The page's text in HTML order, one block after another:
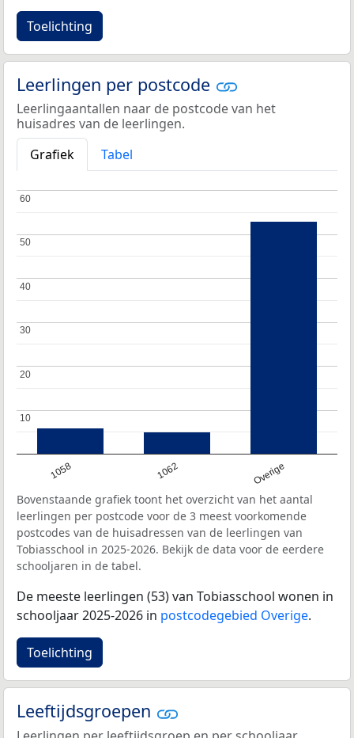
Toelichting
Leerlingen per postcode
Leerlingaantallen naar de postcode van het
huisadres van de leerlingen.
Grafiek
Tabel
1058 1062 Overige
10
10
20
20
30
30
40
40
50
50
60
60
Bovenstaande grafiek toont het overzicht van het aantal
leerlingen per postcode voor de 3 meest voorkomende
postcodes van de huisadressen van de leerlingen van
Tobiasschool in 2025-2026. Bekijk de data voor de eerdere
schooljaren in de tabel.
De meeste leerlingen (53) van Tobiasschool wonen in
schooljaar 2025-2026 in postcodegebied Overige.
Toelichting
Leeftijdsgroepen